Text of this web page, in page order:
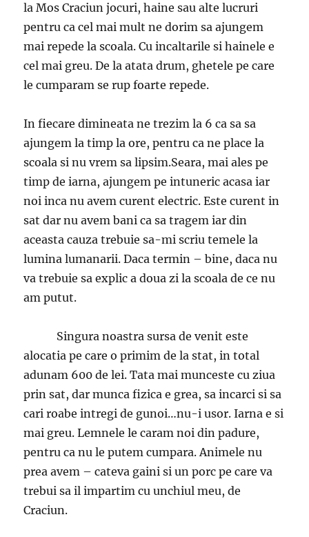
la Mos Craciun jocuri, haine sau alte lucruri
pentru ca cel mai mult ne dorim sa ajungem
mai repede la scoala. Cu incaltarile si hainele e
cel mai greu. De la atata drum, ghetele pe care
le cumparam se rup foarte repede.
In fiecare dimineata ne trezim la 6 ca sa sa
ajungem la timp la ore, pentru ca ne place la
scoala si nu vrem sa lipsim.Seara, mai ales pe
timp de iarna, ajungem pe intuneric acasa iar
noi inca nu avem curent electric. Este curent in
sat dar nu avem bani ca sa tragem iar din
aceasta cauza trebuie sa-mi scriu temele la
lumina lumanarii. Daca termin – bine, daca nu
va trebuie sa explic a doua zi la scoala de ce nu
am putut.
Singura noastra sursa de venit este
alocatia pe care o primim de la stat, in total
adunam 600 de lei. Tata mai munceste cu ziua
prin sat, dar munca fizica e grea, sa incarci si sa
cari roabe intregi de gunoi…nu-i usor. Iarna e si
mai greu. Lemnele le caram noi din padure,
pentru ca nu le putem cumpara. Animele nu
prea avem – cateva gaini si un porc pe care va
trebui sa il impartim cu unchiul meu, de
Craciun.